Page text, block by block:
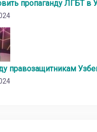
пропаганду ЛГБТ в
правозащитникам